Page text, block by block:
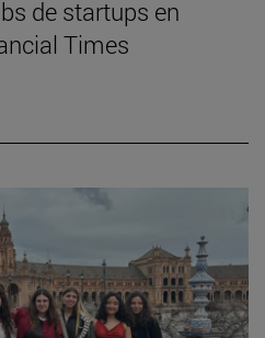
de startups en
Times